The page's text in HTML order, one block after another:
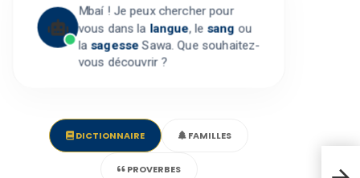
Mbaí ! Je peux chercher pour
vous dans la langue, le sangou
lasagesseSawa. Que souhaitez-
vous découvrir ?
DICTIONNAIRE FAMILLES
PROVERBES
5 –